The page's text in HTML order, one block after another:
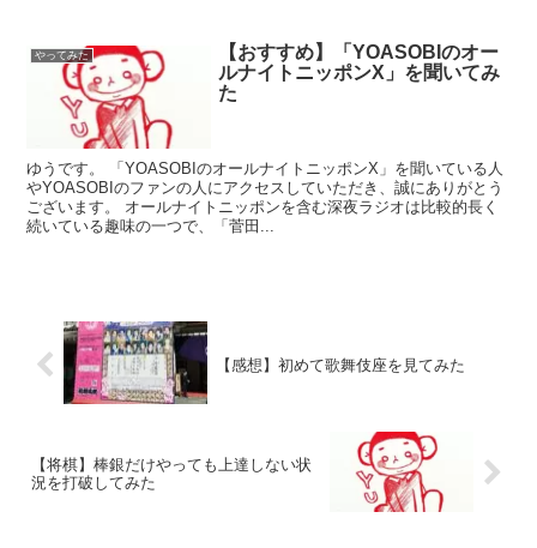
やってみた
【おすすめ】「YOASOBIのオー
ルナイトニッポンX」を聞いてみ
た
ゆうです。 「YOASOBIのオールナイトニッポンX」を聞いている人
やYOASOBIのファンの人にアクセスしていただき、誠にありがとう
ございます。 オールナイトニッポンを含む深夜ラジオは比較的長く
続いている趣味の一つで、「菅田...
【感想】初めて歌舞伎座を見てみた
【将棋】棒銀だけやっても上達しない状
況を打破してみた